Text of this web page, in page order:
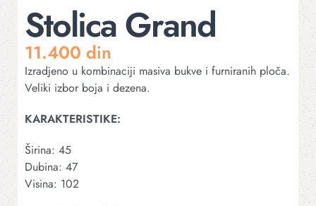
Stolica Grand
11.400 din
Izradjeno u kombinaciji masiva bukve i furniranih ploča.
Veliki izbor boja i dezena.
KARAKTERISTIKE:
Širina: 45
Dubina: 47
Visina: 102